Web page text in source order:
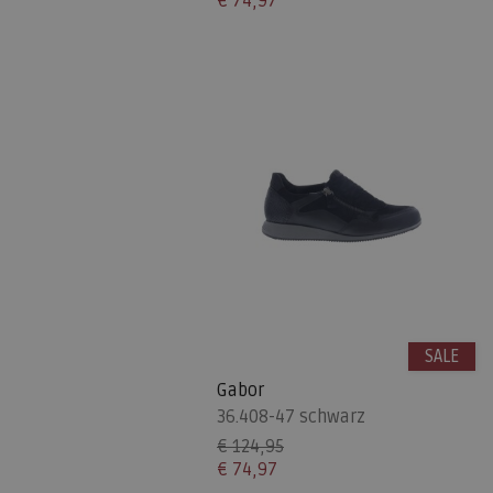
Gabor
36.408-47 schwarz
€ 124,95
€ 74,97
SALE